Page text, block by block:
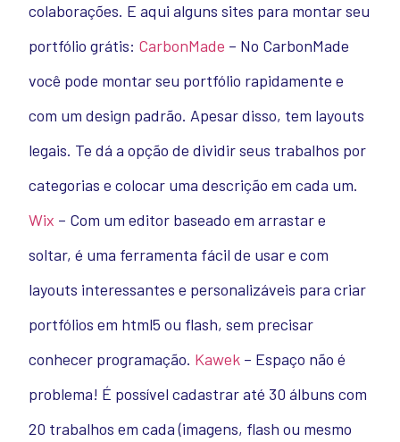
colaborações. E aqui alguns sites para montar seu
portfólio grátis: CarbonMade – No CarbonMade
você pode montar seu portfólio rapidamente e
com um design padrão. Apesar disso, tem layouts
legais. Te dá a opção de dividir seus trabalhos por
categorias e colocar uma descrição em cada um.
Wix – Com um editor baseado em arrastar e
soltar, é uma ferramenta fácil de usar e com
layouts interessantes e personalizáveis para criar
portfólios em html5 ou flash, sem precisar
conhecer programação. Kawek – Espaço não é
problema! É possível cadastrar até 30 álbuns com
20 trabalhos em cada (imagens, flash ou mesmo